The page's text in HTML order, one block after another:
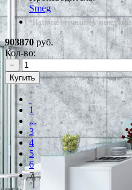
Smeg
*Наличие уточняйте у менеджера
903870 руб.
Кол-во:
−
Купить
1
...
3
4
5
6
7